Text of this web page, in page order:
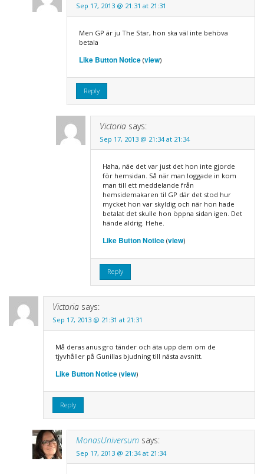
Sep 17, 2013 @ 21:31 at 21:31
Men GP är ju The Star, hon ska väl inte behöva
betala
Like Button Notice(view)
Reply
Victoria says:
Sep 17, 2013 @ 21:34 at 21:34
Haha, näe det var just det hon inte gjorde
för hemsidan. Så när man loggade in kom
man till ett meddelande från
hemsidemakaren til GP där det stod hur
mycket hon var skyldig och när hon hade
betalat det skulle hon öppna sidan igen. Det
hände aldrig. Hehe.
Like Button Notice(view)
Reply
Victoria says:
Sep 17, 2013 @ 21:31 at 21:31
Må deras anus gro tänder och äta upp dem om de
tjyvhåller på Gunillas bjudning till nästa avsnitt.
Like Button Notice(view)
Reply
MonasUniversum says:
Sep 17, 2013 @ 21:34 at 21:34